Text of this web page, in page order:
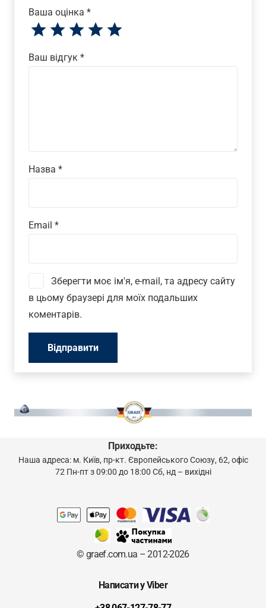
Ваша оцінка *
Ваш відгук *
Назва *
Email *
Зберегти моє ім'я, e-mail, та адресу сайту
в цьому браузері для моїх подальших
коментарів.
Приходьте:
Наша адреса: м. Київ, пр-кт. Європейського Союзу, 62, офіс
72 Пн-пт з 09:00 до 18:00 Сб, нд – вихідні
© graef.com.ua – 2012-2026
Написати у Viber